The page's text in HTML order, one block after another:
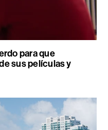
para que
sus películas y